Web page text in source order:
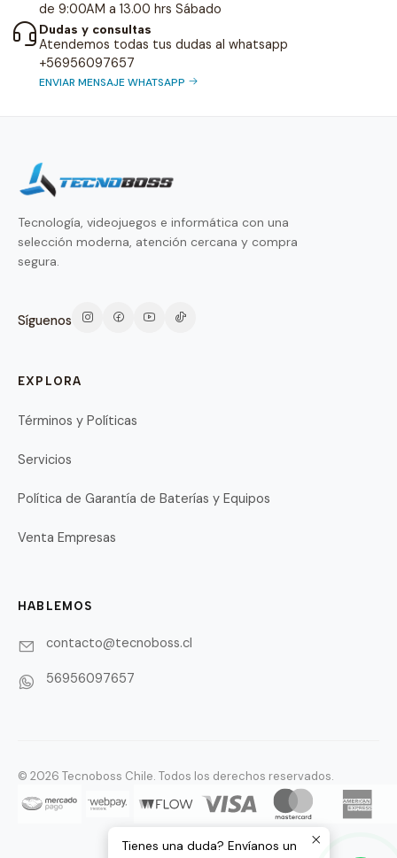
de 9:00AM a 13.00 hrs Sábado
Dudas y consultas
Atendemos todas tus dudas al whatsapp
+56956097657
ENVIAR MENSAJE WHATSAPP
Tecnología, videojuegos e informática con una
selección moderna, atención cercana y compra
segura.
Síguenos
EXPLORA
Términos y Políticas
Servicios
Política de Garantía de Baterías y Equipos
Venta Empresas
HABLEMOS
contacto@tecnoboss.cl
56956097657
© 2026 Tecnoboss Chile. Todos los derechos reservados.
Tienes una duda? Envíanos un